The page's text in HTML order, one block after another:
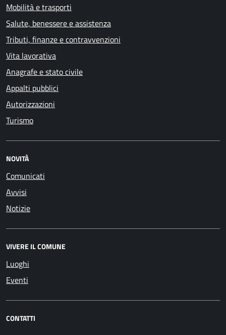
Mobilità e trasporti
Salute, benessere e assistenza
Tributi, finanze e contravvenzioni
Vita lavorativa
Anagrafe e stato civile
Appalti pubblici
Autorizzazioni
Turismo
NOVITÀ
Comunicati
Avvisi
Notizie
VIVERE IL COMUNE
Luoghi
Eventi
CONTATTI